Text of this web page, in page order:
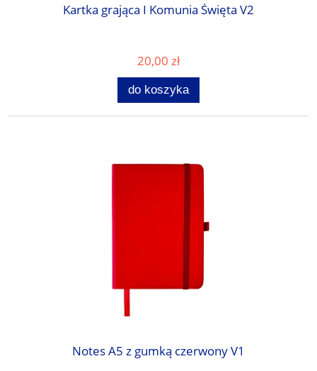
Kartka grająca I Komunia Święta V2
20,00 zł
do koszyka
Notes A5 z gumką czerwony V1